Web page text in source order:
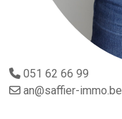
051 62 66 99
an@saffier-immo.be